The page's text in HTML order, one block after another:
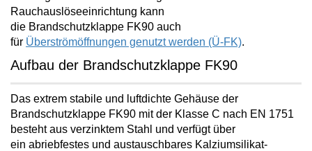
Rauchauslöseeinrichtung kann
die Brandschutzklappe FK90 auch
für Überströmöffnungen genutzt werden (Ü-FK).
Aufbau der Brandschutzklappe FK90
Das extrem stabile und luftdichte Gehäuse der
Brandschutzklappe FK90 mit der Klasse C nach EN 1751
besteht aus verzinktem Stahl und verfügt über
ein abriebfestes und austauschbares Kalziumsilikat-